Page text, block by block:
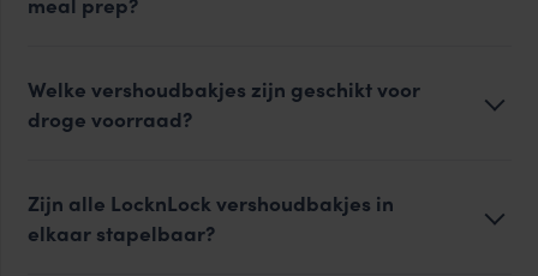
Welke vershoudbakjes zijn geschikt voor
droge voorraad?
Zijn alle LocknLock vershoudbakjes in
elkaar stapelbaar?